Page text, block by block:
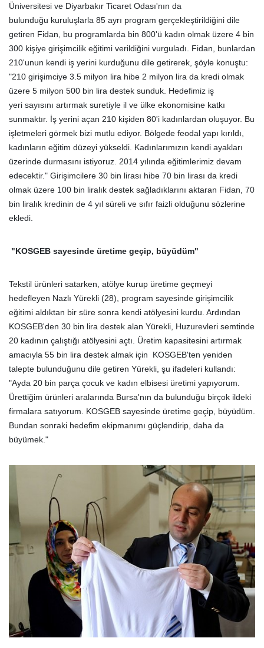
Üniversitesi ve Diyarbakır Ticaret Odası'nın da
bulunduğu kuruluşlarla 85 ayrı program gerçekleştirildiğini dile
getiren Fidan, bu programlarda bin 800'ü kadın olmak üzere 4 bin
300 kişiye girişimcilik eğitimi verildiğini vurguladı. Fidan, bunlardan
210'unun kendi iş yerini kurduğunu dile getirerek, şöyle konuştu:
"210 girişimciye 3.5 milyon lira hibe 2 milyon lira da kredi olmak
üzere 5 milyon 500 bin lira destek sunduk. Hedefimiz iş
yeri sayısını artırmak suretiyle il ve ülke ekonomisine katkı
sunmaktır. İş yerini açan 210 kişiden 80'i kadınlardan oluşuyor. Bu
işletmeleri görmek bizi mutlu ediyor. Bölgede feodal yapı kırıldı,
kadınların eğitim düzeyi yükseldi. Kadınlarımızın kendi ayakları
üzerinde durmasını istiyoruz. 2014 yılında eğitimlerimiz devam
edecektir." Girişimcilere 30 bin lirası hibe 70 bin lirası da kredi
olmak üzere 100 bin liralık destek sağladıklarını aktaran Fidan, 70
bin liralık kredinin de 4 yıl süreli ve sıfır faizli olduğunu sözlerine
ekledi.
"KOSGEB sayesinde üretime geçip, büyüdüm"
Tekstil ürünleri satarken, atölye kurup üretime geçmeyi
hedefleyen Nazlı Yürekli (28), program sayesinde girişimcilik
eğitimi aldıktan bir süre sonra kendi atölyesini kurdu. Ardından
KOSGEB'den 30 bin lira destek alan Yürekli, Huzurevleri semtinde
20 kadının çalıştığı atölyesini açtı. Üretim kapasitesini artırmak
amacıyla 55 bin lira destek almak için KOSGEB'ten yeniden
talepte bulunduğunu dile getiren Yürekli, şu ifadeleri kullandı:
"Ayda 20 bin parça çocuk ve kadın elbisesi üretimi yapıyorum.
Ürettiğim ürünleri aralarında Bursa'nın da bulunduğu birçok ildeki
firmalara satıyorum. KOSGEB sayesinde üretime geçip, büyüdüm.
Bundan sonraki hedefim ekipmanımı güçlendirip, daha da
büyümek."